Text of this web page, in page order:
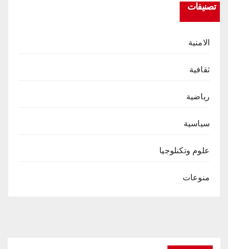
تصنيفات
الامنية
ثقافية
رياضية
سياسية
علوم وتكنلوجيا
منوعات